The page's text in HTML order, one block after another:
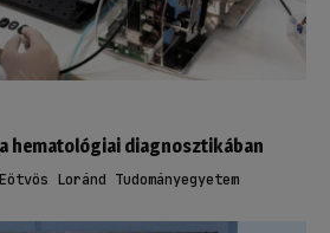
hematológiai diagnosztikában
Eötvös Loránd Tudományegyetem